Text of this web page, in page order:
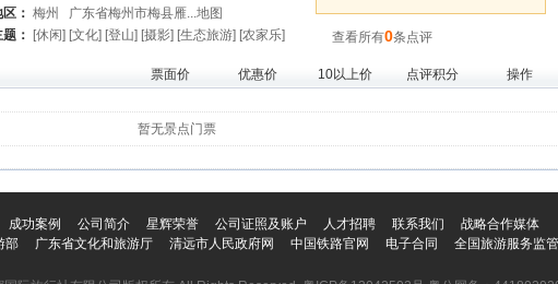
： 梅州
广东省梅州市梅县雁...地图
：
[休闲] [文化] [登山] [摄影] [生态旅游] [农家乐]
查看所有0条点评
票面价 优惠价 10以上价 点评积分 操作
暂无景点门票
成功案例 公司简介 星辉荣誉 公司证照及账户 人才招聘 联系我们
战略合作媒体
部 广东省文化和旅游厅 清远市人民政府网 中国铁路官网 电子合同 全国旅游服务监